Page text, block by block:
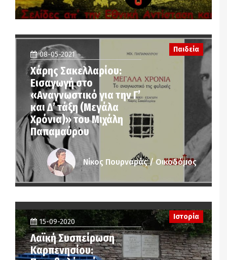
08-05-2021
Χάρης Σακελλαρίου:
Εισαγωγή στο
«Αναγνωστικό για την Γ’
και Δ’ τάξη (Μεγάλα
Χρόνια)» του Μιχάλη
Παπαμαύρου
Παιδεία
Νίκος Πουρναράς / Οικοδόμος
15-09-2020
Λαϊκή Συσπείρωση
Καρπενησίου:
Ιστορία